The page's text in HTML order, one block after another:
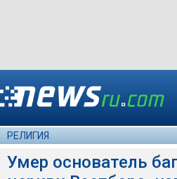
РЕЛИГИЯ
Умер основатель